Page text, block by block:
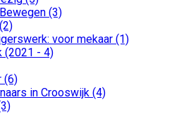
(3)
voor mekaar (1)
(2021 - 4)
(6)
in Crooswijk (4)